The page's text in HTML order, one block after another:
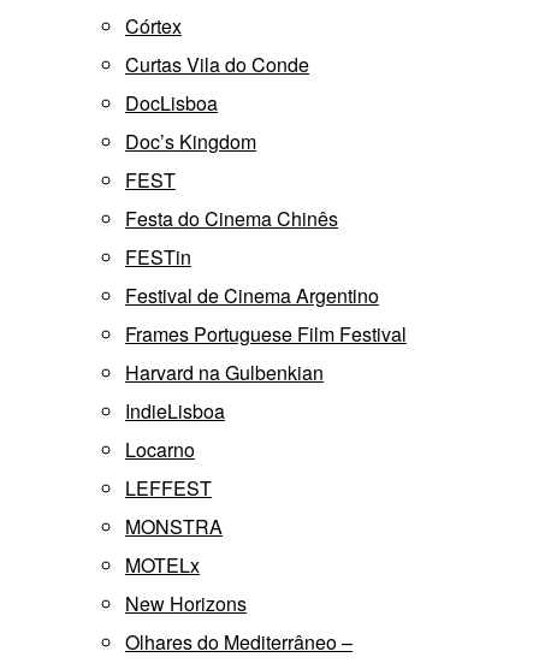
Córtex
Curtas Vila do Conde
DocLisboa
Doc’s Kingdom
FEST
Festa do Cinema Chinês
FESTin
Festival de Cinema Argentino
Frames Portuguese Film Festival
Harvard na Gulbenkian
IndieLisboa
Locarno
LEFFEST
MONSTRA
MOTELx
New Horizons
Olhares do Mediterrâneo –